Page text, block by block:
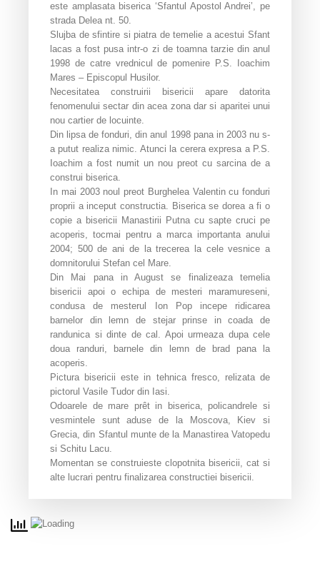
este amplasata biserica ‘Sfantul Apostol Andrei’, pe
strada Delea nt. 50.
Slujba de sfintire si piatra de temelie a acestui Sfant
lacas a fost pusa intr-o zi de toamna tarzie din anul
1998 de catre vrednicul de pomenire P.S. Ioachim
Mares – Episcopul Husilor.
Necesitatea construirii bisericii apare datorita
fenomenului sectar din acea zona dar si aparitei unui
nou cartier de locuinte.
Din lipsa de fonduri, din anul 1998 pana in 2003 nu s-
a putut realiza nimic. Atunci la cerera expresa a P.S.
Ioachim a fost numit un nou preot cu sarcina de a
construi biserica.
In mai 2003 noul preot Burghelea Valentin cu fonduri
proprii a inceput constructia. Biserica se dorea a fi o
copie a bisericii Manastirii Putna cu sapte cruci pe
acoperis, tocmai pentru a marca importanta anului
2004; 500 de ani de la trecerea la cele vesnice a
domnitorului Stefan cel Mare.
Din Mai pana in August se finalizeaza temelia
bisericii apoi o echipa de mesteri maramureseni,
condusa de mesterul Ion Pop incepe ridicarea
barnelor din lemn de stejar prinse in coada de
randunica si dinte de cal. Apoi urmeaza dupa cele
doua randuri, barnele din lemn de brad pana la
acoperis.
Pictura bisericii este in tehnica fresco, relizata de
pictorul Vasile Tudor din Iasi.
Odoarele de mare prêt in biserica, policandrele si
vesmintele sunt aduse de la Moscova, Kiev si
Grecia, din Sfantul munte de la Manastirea Vatopedu
si Schitu Lacu.
Momentan se construieste clopotnita bisericii, cat si
alte lucrari pentru finalizarea constructiei bisericii.